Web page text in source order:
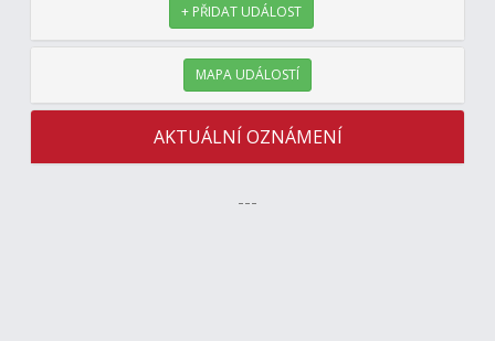
+ PŘIDAT UDÁLOST
MAPA UDÁLOSTÍ
AKTUÁLNÍ OZNÁMENÍ
---